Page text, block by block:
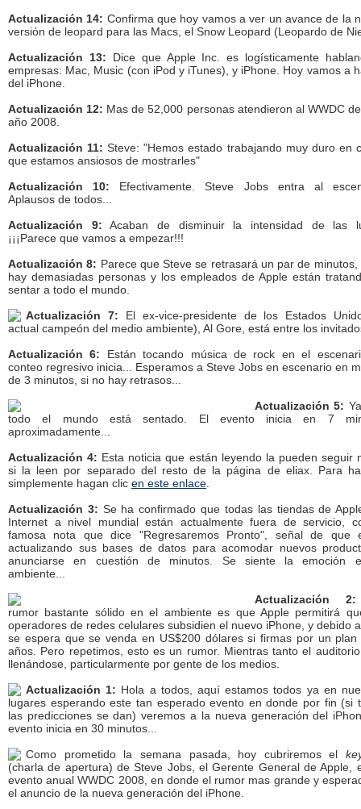
Actualización 14: Confirma que hoy vamos a ver un avance de la
versión de leopard para las Macs, el Snow Leopard (Leopardo de
Actualización 13: Dice que Apple Inc. es logísticamente
empresas: Mac, Music (con iPod y iTunes), y iPhone. Hoy vamos a
del iPhone.
Actualización 12: Mas de 52,000 personas atendieron al WWDC
año 2008.
Actualización 11: Steve: "Hemos estado trabajando muy duro en
que estamos ansiosos de mostrarles"
Actualización 10: Efectivamente. Steve Jobs entra al
Aplausos de todos...
Actualización 9: Acaban de disminuir la intensidad de las
¡¡¡Parece que vamos a empezar!!!
Actualización 8: Parece que Steve se retrasará un par de minutos,
hay demasiadas personas y los empleados de Apple están
sentar a todo el mundo.
Actualización 7: El ex-vice-presidente de los Estados
actual campeón del medio ambiente), Al Gore, está entre los
Actualización 6: Están tocando música de rock en el
conteo regresivo inicia... Esperamos a Steve Jobs en escenario en
de 3 minutos, si no hay retrasos...
Actualización 5:
todo el mundo está sentado. El evento inicia en 7
aproximadamente...
Actualización 4: Esta noticia que están leyendo la pueden seguir
si la leen por separado del resto de la página de eliax. Para
simplemente hagan clic en este enlace
Actualización 3: Se ha confirmado que todas las tiendas de
Internet a nivel mundial están actualmente fuera de servicio,
famosa nota que dice "Regresaremos Pronto", señal de que
actualizando sus bases de datos para acomodar nuevos
anunciarse en cuestión de minutos. Se siente la emoción
ambiente...
Actualización 2:
rumor bastante sólido en el ambiente es que Apple permitirá
operadores de redes celulares subsidien el nuevo iPhone, y debido
se espera que se venda en US$200 dólares si firmas por un
años. Pero repetimos, esto es un rumor. Mientras tanto el
llenándose, particularmente por gente de los medios.
Actualización 1: Hola a todos, aquí estamos todos ya en
lugares esperando este tan esperado evento en donde por fin (si
las predicciones se dan) veremos a la nueva generación del
evento inicia en 30 minutos...
Como prometido la semana pasada, hoy cubriremos el
(charla de apertura) de Steve Jobs, el Gerente General de Apple,
evento anual WWDC 2008, en donde el rumor mas grande y
el anuncio de la nueva generación del iPhone.